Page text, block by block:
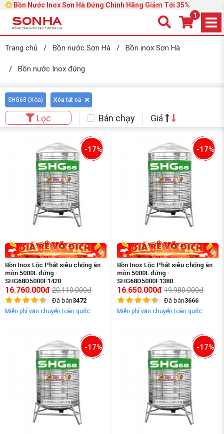
Bồn Nước Inox Sơn Hà Đứng Chính Hãng Giảm Tới 35%
1
Trang chủ / Bồn nước Sơn Hà / Bồn inox Sơn Hà
/ Bồn nước Inox đứng
SHG68 (Xóa) Xóa tất cả
Lọc Bán chạy Giá
-17%
Bồn Inox Lộc Phát siêu chống ăn
mòn 5000L đứng -
SHG68D5000F1420
16.760.000đ 20.110.000đ
Đã bán3472
Miễn phí vận chuyển toàn quốc
-17%
Bồn Inox Lộc Phát siêu chống ăn
mòn 5000L đứng -
SHG68D5000F1380
16.650.000đ 19.980.000đ
Đã bán3666
Miễn phí vận chuyển toàn quốc
-17% -17%